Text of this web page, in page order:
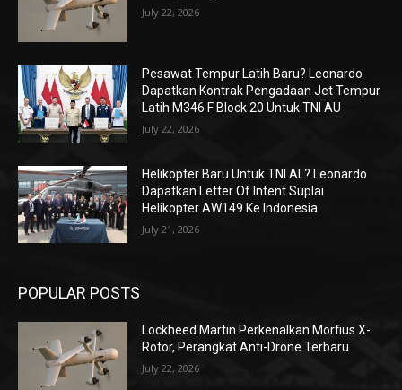
July 22, 2026
Pesawat Tempur Latih Baru? Leonardo
Dapatkan Kontrak Pengadaan Jet Tempur
Latih M346 F Block 20 Untuk TNI AU
July 22, 2026
Helikopter Baru Untuk TNI AL? Leonardo
Dapatkan Letter Of Intent Suplai
Helikopter AW149 Ke Indonesia
July 21, 2026
POPULAR POSTS
Lockheed Martin Perkenalkan Morfius X-
Rotor, Perangkat Anti-Drone Terbaru
July 22, 2026